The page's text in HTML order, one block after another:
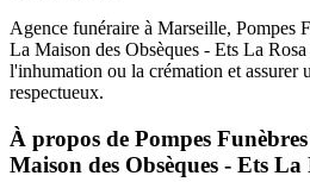
Agence funéraire à Marseille, Pompes
La Maison des Obsèques - Ets La
l'inhumation ou la crémation et assurer
respectueux.
À propos de Pompes
Maison des Obsèques - Ets La